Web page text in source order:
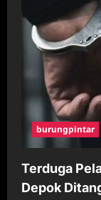
burungpintar
Terduga
Depok